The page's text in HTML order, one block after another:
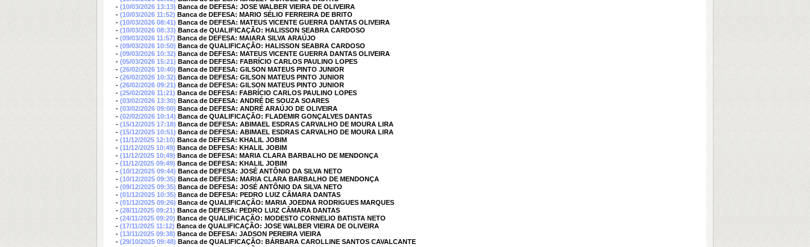
- (10/03/2026 13:13) Banca de DEFESA: JOSE WALBER VIEIRA DE OLIVEIRA
- (10/03/2026 11:52) Banca de DEFESA: MARIO SÉLIO FERREIRA DE BRITO
- (10/03/2026 08:41) Banca de DEFESA: MATEUS VICENTE GUERRA DANTAS OLIVEIRA
- (10/03/2026 08:33) Banca de QUALIFICAÇÃO: HALISSON SEABRA CARDOSO
- (09/03/2026 11:57) Banca de DEFESA: MAIARA SILVA ARAÚJO
- (09/03/2026 10:50) Banca de QUALIFICAÇÃO: HALISSON SEABRA CARDOSO
- (09/03/2026 10:32) Banca de DEFESA: MATEUS VICENTE GUERRA DANTAS OLIVEIRA
- (05/03/2026 15:21) Banca de DEFESA: FABRÍCIO CARLOS PAULINO LOPES
- (26/02/2026 10:40) Banca de DEFESA: GILSON MATEUS PINTO JUNIOR
- (26/02/2026 10:32) Banca de DEFESA: GILSON MATEUS PINTO JUNIOR
- (26/02/2026 09:21) Banca de DEFESA: GILSON MATEUS PINTO JUNIOR
- (25/02/2026 11:21) Banca de DEFESA: FABRÍCIO CARLOS PAULINO LOPES
- (03/02/2026 13:30) Banca de DEFESA: ANDRÉ DE SOUZA SOARES
- (03/02/2026 09:00) Banca de DEFESA: ANDRÉ ARAÚJO DE OLIVEIRA
- (02/02/2026 10:14) Banca de QUALIFICAÇÃO: FLADEMIR GONÇALVES DANTAS
- (15/12/2025 17:18) Banca de DEFESA: ABIMAEL ESDRAS CARVALHO DE MOURA LIRA
- (15/12/2025 10:51) Banca de DEFESA: ABIMAEL ESDRAS CARVALHO DE MOURA LIRA
- (11/12/2025 12:10) Banca de DEFESA: KHALIL JOBIM
- (11/12/2025 10:49) Banca de DEFESA: KHALIL JOBIM
- (11/12/2025 10:49) Banca de DEFESA: MARIA CLARA BARBALHO DE MENDONÇA
- (11/12/2025 09:49) Banca de DEFESA: KHALIL JOBIM
- (10/12/2025 09:44) Banca de DEFESA: JOSÉ ANTÔNIO DA SILVA NETO
- (10/12/2025 09:35) Banca de DEFESA: MARIA CLARA BARBALHO DE MENDONÇA
- (09/12/2025 09:35) Banca de DEFESA: JOSÉ ANTÔNIO DA SILVA NETO
- (01/12/2025 10:35) Banca de DEFESA: PEDRO LUIZ CÂMARA DANTAS
- (01/12/2025 09:26) Banca de QUALIFICAÇÃO: MARIA JOEDNA RODRIGUES MARQUES
- (28/11/2025 09:21) Banca de DEFESA: PEDRO LUIZ CÂMARA DANTAS
- (24/11/2025 09:20) Banca de QUALIFICAÇÃO: MODESTO CORNELIO BATISTA NETO
- (17/11/2025 11:12) Banca de QUALIFICAÇÃO: JOSE WALBER VIEIRA DE OLIVEIRA
- (13/11/2025 09:38) Banca de DEFESA: JADSON PEREIRA VIEIRA
- (29/10/2025 09:48) Banca de QUALIFICAÇÃO: BÁRBARA CAROLLINE SANTOS CAVALCANTE